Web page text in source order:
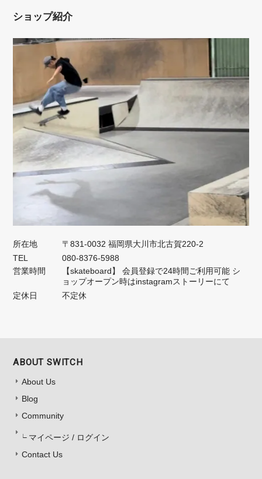
ショップ紹介
所在地
〒831-0032 福岡県大川市北古賀220-2
TEL
080-8376-5988
営業時間
【skateboard】 会員登録で24時間ご利用可能 シ
ョップオープン時はinstagramストーリーにて
定休日
不定休
ABOUT SWITCH
About Us
Blog
Community
マイページ / ログイン
Contact Us